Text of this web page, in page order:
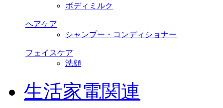
ボディミルク
ヘアケア
シャンプー・コンディショナー
フェイスケア
洗顔
生活家電関連